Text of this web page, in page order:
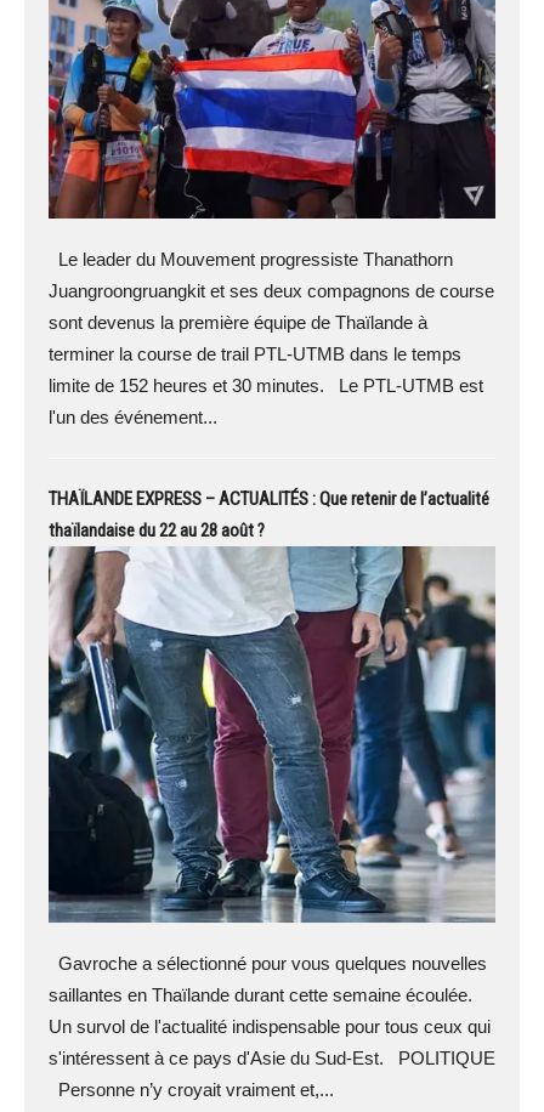
Le leader du Mouvement progressiste Thanathorn
Juangroongruangkit et ses deux compagnons de course
sont devenus la première équipe de Thaïlande à
terminer la course de trail PTL-UTMB dans le temps
limite de 152 heures et 30 minutes. Le PTL-UTMB est
l'un des événement...
THAÏLANDE EXPRESS – ACTUALITÉS : Que retenir de l’actualité
thaïlandaise du 22 au 28 août ?
Gavroche a sélectionné pour vous quelques nouvelles
saillantes en Thaïlande durant cette semaine écoulée.
Un survol de l'actualité indispensable pour tous ceux qui
s'intéressent à ce pays d'Asie du Sud-Est. POLITIQUE
Personne n’y croyait vraiment et,...